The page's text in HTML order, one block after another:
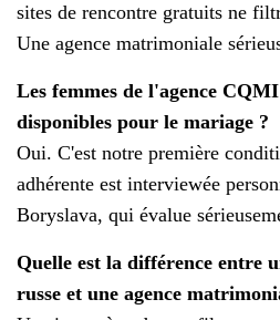
sites de rencontre gratuits ne
Une agence matrimoniale
Les femmes de l'agence
disponibles pour le mariage ?
Oui. C'est notre première
adhérente est interviewée
Boryslava, qui évalue
Quelle est la différence entre
russe et une agence